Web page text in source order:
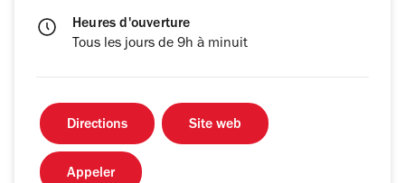
Heures d'ouverture
Tous les jours de 9h à minuit
Directions Site web
Appeler